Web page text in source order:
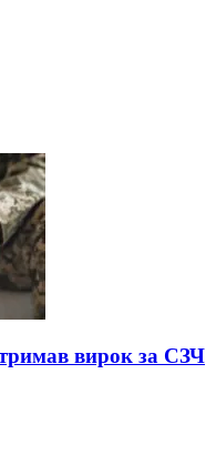
вирок за СЗЧ